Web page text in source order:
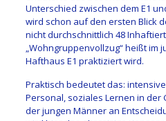
Unterschied zwischen dem E1
wird schon auf den ersten Blick
nicht durchschnittlich 48
„Wohngruppenvollzug“ heißt im
Hafthaus E1 praktiziert wird.
Praktisch bedeutet das:
Personal, soziales Lernen in der
der jungen Männer an